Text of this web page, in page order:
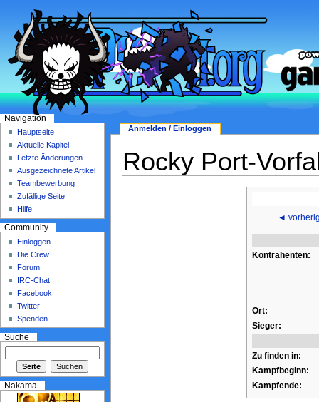
Rocky Port-
◄
Kontrahenten:
Ort:
Sieger:
Zu finden in:
Kampfbeginn:
Kampfende:
Anmelden / Einloggen
Navigation
Hauptseite
Aktuelle Kapitel
Letzte Änderungen
Ausgezeichnete Artikel
Teambewerbung
Zufällige Seite
Hilfe
Community
Einloggen
Die Crew
Forum
IRC-Chat
Facebook
Twitter
Spenden
Suche
Nakama